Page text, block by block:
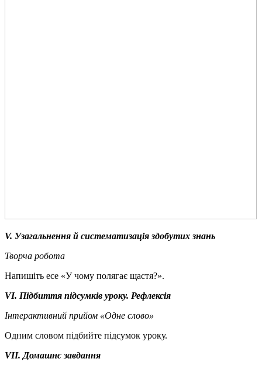
V. Узагальнення й систематизація здобутих знань
Творча робота
Напишіть есе «У чому полягає щастя?».
VI. Підбиття підсумків уроку. Рефлексія
Інтерактивний прийом «Одне слово»
Одним словом підбийте підсумок уроку.
VII. Домашнє завдання